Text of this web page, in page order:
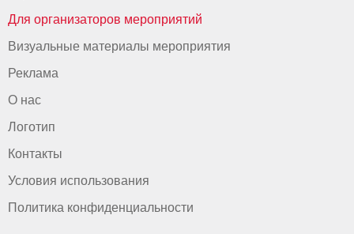
Для организаторов мероприятий
Визуальные материалы мероприятия
Реклама
О нас
Логотип
Контакты
Условия использования
Политика конфиденциальности